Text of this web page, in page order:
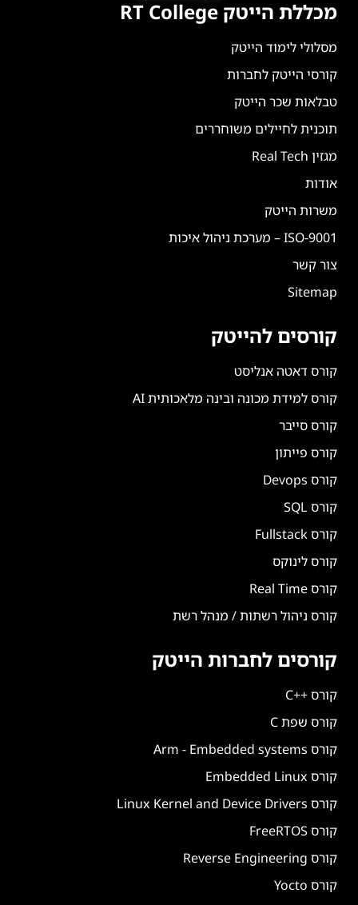
מכללת הייטק RT College
מסלולי לימוד הייטק
קורסי הייטק לחברות
טבלאות שכר הייטק
תוכנית לחיילים משוחררים
מגזין Real Tech
אודות
משרות הייטק
ISO-9001 – מערכת ניהול איכות
צור קשר
Sitemap
קורסים להייטק
קורס דאטה אנליסט
קורס למידת מכונה ובינה מלאכותית AI
קורס סייבר
קורס פייתון
קורס Devops
קורס SQL
קורס Fullstack
קורס לינוקס
קורס Real Time
קורס ניהול רשתות / מנהל רשת
קורסים לחברות הייטק
קורס ++C
קורס שפת C
קורס Arm - Embedded systems
קורס Embedded Linux
קורס Linux Kernel and Device Drivers
קורס FreeRTOS
קורס Reverse Engineering
קורס Yocto